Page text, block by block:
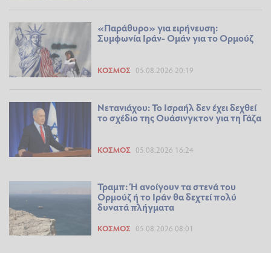
«Παράθυρο» για ειρήνευση:
Συμφωνία Ιράν- Ομάν για το Ορμούζ
ΚΌΣΜΟΣ 05.08.2026 20:19
Νετανιάχου: Το Ισραήλ δεν έχει δεχθεί
το σχέδιο της Ουάσινγκτον για τη Γάζα
ΚΌΣΜΟΣ 05.08.2026 16:24
Τραμπ: Ή ανοίγουν τα στενά του
Ορμούζ ή το Ιράν θα δεχτεί πολύ
δυνατά πλήγματα
ΚΌΣΜΟΣ 05.08.2026 08:01